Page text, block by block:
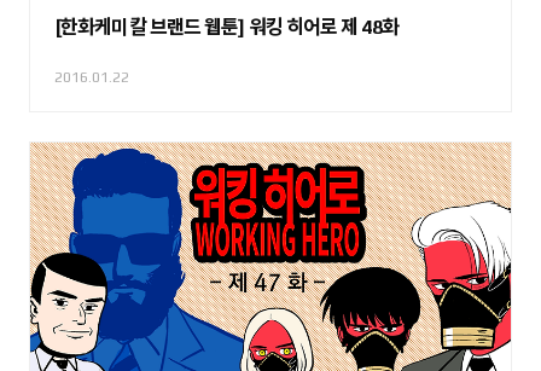
[한화케미칼 브랜드 웹툰] 워킹 히어로 제 48화
2016.01.22